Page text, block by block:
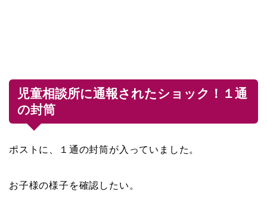
児童相談所に通報されたショック！１通
の封筒
ポストに、１通の封筒が入っていました。
お子様の様子を確認したい。